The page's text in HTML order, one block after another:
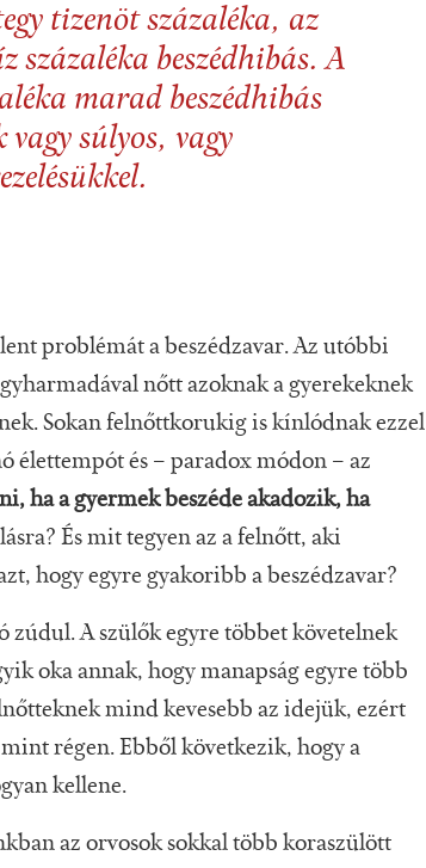
tizenöt százaléka, az
beszédhibás. A
marad beszédhibás
súlyos, vagy
problémát a beszédzavar. Az utóbbi
nőtt azoknak a gyerekeknek
Sokan felnőttkorukig is kínlódnak ezzel
élettempót és – paradox módon – az
ha a gyermek beszéde akadozik, ha
És mit tegyen az a felnőtt, aki
hogy egyre gyakoribb a beszédzavar?
A szülők egyre többet követelnek
oka annak, hogy manapság egyre több
mind kevesebb az idejük, ezért
régen. Ebből következik, hogy a
kellene.
az orvosok sokkal több koraszülött